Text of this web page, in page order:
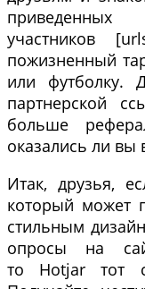
участников
пожизненный
или футболку.
партнерской
больше
оказались ли вы
Итак, друзья,
который может
стильным
опросы на
то Hotjar тот